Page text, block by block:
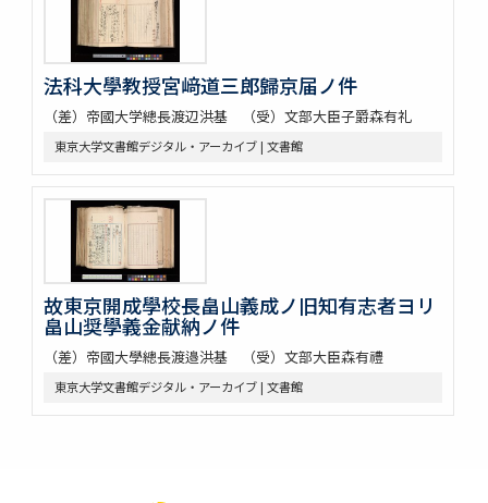
法科大學教授宮﨑道三郎歸京届ノ件
（差）帝國大学總長渡辺洪基 （受）文部大臣子爵森有礼
東京大学文書館デジタル・アーカイブ | 文書館
故東京開成學校長畠山義成ノ旧知有志者ヨリ
畠山奨學義金献納ノ件
（差）帝國大學總長渡邉洪基 （受）文部大臣森有禮
東京大学文書館デジタル・アーカイブ | 文書館